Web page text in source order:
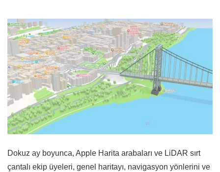
Dokuz ay boyunca, Apple Harita arabaları ve LiDAR sırt
çantalı ekip üyeleri, genel haritayı, navigasyon yönlerini ve